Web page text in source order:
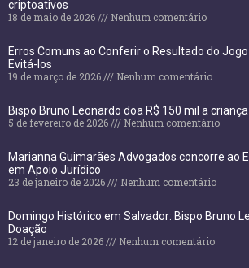
criptoativos
18 de maio de 2026
Nenhum comentário
Erros Comuns ao Conferir o Resultado do
Evitá-los
19 de março de 2026
Nenhum comentário
Bispo Bruno Leonardo doa R$ 150 mil a
5 de fevereiro de 2026
Nenhum comentário
Marianna Guimarães Advogados concorre ao
em Apoio Jurídico
23 de janeiro de 2026
Nenhum comentário
Domingo Histórico em Salvador: Bispo Bruno
Doação
12 de janeiro de 2026
Nenhum comentário